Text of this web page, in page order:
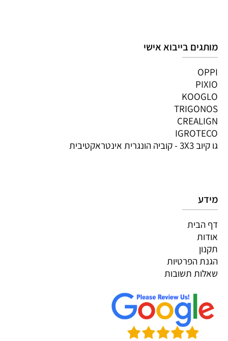
מותגים בייבוא אישי
OPPI
PIXIO
KOOGLO
TRIGONOS
CREALIGN
IGROTECO
גו קיוב 3X3 - קוביה הונגרית אינטראקטיבית
מידע
דף הבית
אודות
תקנון
הגנת הפרטיות
שאלות תשובות